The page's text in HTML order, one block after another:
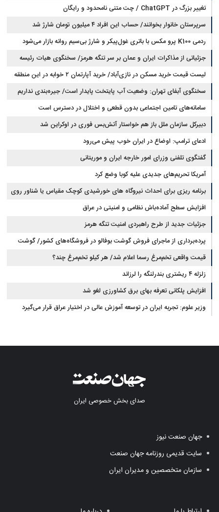
تغییر بزرگ در ChatGPT / چت متنی نامحدود و رایگان
سرپرستان خانوار بخوانند/ حساب این افراد ۴ میلیون تومان شارژ شد
ردمی K100 پرو مکس با باتری غول‌پیکر و شارژ بی‌سیم روانه بازار می‌شود
جزئیاتی از مذاکرات ایران و عمان بر سر تنگه هرمز/ سخنگوی هیات رئیسه
مجلس: بیانیه‌ای شامل تصحیح مسیر تردد دریایی در تنگه، در آستانه نهایی شدن
است
لیست قیمت خرید مسکن در نازی‌آباد/ خرید آپارتمان ۲ خوابه در این منطقه
چقدر سرمایه نیاز دارد؟ + جدول مردادماه ۱۴۰۵
سخنگوی آبفای تهران: وضعیت آب پایتخت پایدار است/ جیره‌بندی نداریم
سامانه‌های تامین اجتماعی بدون قطعی و اختلال در دسترس است
دبیرکل سازمان ملل باز هم خواستار آتش‌بس فوری در اوکراین شد
ادعای ترامپ: اوضاع در ایران خوب پیش می‌رود
گفتگوی تلفنی وزرای امور خارجه ایران و موریتانی
آمریکا تحریم‌های جدیدی علیه کوبا وضع کرد
برنامه ریزی برای احداث نیروگاه های خورشیدی کوچک مقیاس یا شناور روی
آب در مازندران
افزایش سطح آماده‌باش نظامی و امنیتی در عراق
جزئیات جدید از طرح راهبردی امنیت تنگه هرمز
پرده‌برداری از ماجرای فروش گوشت بوفالو در فروشگاه‌های کشور/ گوشت
بوفالو از کجا وارد می‌شود؟/ هر کیلو بوفالو با چه قیمتی به فروش می‌رود؟
قیمت واقعی تخم‌مرغ رسما اعلام شد/ هر کیلو تخم‌مرغ چند؟
زلزله ۴ ریشتری بندرلنگه را لرزاند
افزایش پلکانی تعرفه بهای برق کشاورزی لغو شد
وزیر علوم: تجربه ایران در توسعه آموزش عالی در اختیار عراق قرار می‌گیرد
صدای بخش خصوصی ایران
جهان صنعت نیوز
سایت قدیمی روزنامه جهان صنعت
سازمان متخصصین و مدیران ایران